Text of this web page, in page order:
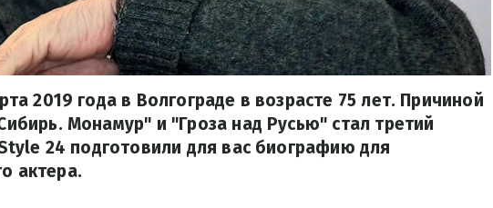
2019 года в Волгограде в возрасте 75 лет. Причиной
Монамур" и "Гроза над Русью" стал третий
24 подготовили для вас биографию для
актера.